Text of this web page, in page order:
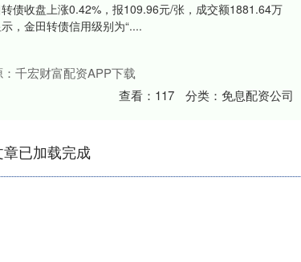
债收盘上涨0.42%，报109.96元/张，成交额1881.64万
，金田转债信用级别为“....
千宏财富配资APP下载
查看： 117 分类： 免息配资公司
已加载完成
沪深300